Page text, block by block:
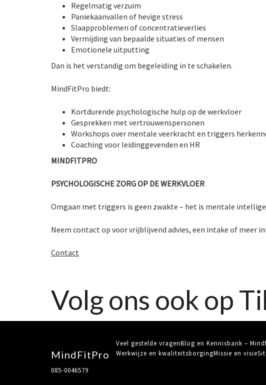
Regelmatig verzuim
Paniekaanvallen of hevige stress
Slaapproblemen of concentratieverlies
Vermijding van bepaalde situaties of mensen
Emotionele uitputting
Dan is het verstandig om begeleiding in te schakelen.
MindFitPro biedt:
Kortdurende psychologische hulp op de werkvloer
Gesprekken met vertrouwenspersonen
Workshops over mentale veerkracht en triggers
Coaching voor leidinggevenden en HR
MINDFITPRO
PSYCHOLOGISCHE ZORG OP DE WERKVLOER
Omgaan met triggers is geen zwakte – het is mentale
Neem contact op voor vrijblijvend advies, een intake of meer
Contact
Volg ons ook op
MindFitPro
085-0046579
Veel gestelde vragenBlog en Kennisbank –
Werkwijze en kwaliteitsborgingMissie en visie